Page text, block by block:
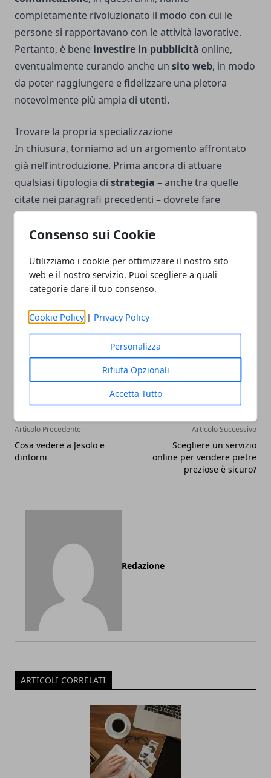
Consenso sui Cookie
Utilizziamo i cookie per ottimizzare il nostro sito
web e il nostro servizio. Puoi scegliere a quali
categorie dare il tuo consenso.
Cookie Policy | Privacy Policy
Personalizza
Rifiuta Opzionali
Accetta Tutto
completamente rivoluzionato il modo con cui le
persone si rapportavano con le attività lavorative.
Pertanto, è bene investire in pubblicità online,
eventualmente curando anche un sito web, in modo
da poter raggiungere e fidelizzare una pletora
notevolmente più ampia di utenti.
Trovare la propria specializzazione
In chiusura, torniamo ad un argomento affrontato
già nell’introduzione. Prima ancora di attuare
qualsiasi tipologia di strategia – anche tra quelle
citate nei paragrafi precedenti – dovrete fare
estrema attenzione alle
vostre competenze, specializzandovi in una nicchia
vostra proposta su di essa, anche in termini
pubblicitari.
Facebook
TwitterWhatsapp
Articolo Precedente
Cosa vedere a Jesolo e
dintorni
Articolo Successivo
Scegliere un servizio
online per vendere pietre
preziose è sicuro?
Redazione
ARTICOLI CORRELATI